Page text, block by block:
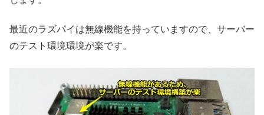
最近のラズパイは無線機能を持っていますので、サーバー
のテスト環境環境が楽です。